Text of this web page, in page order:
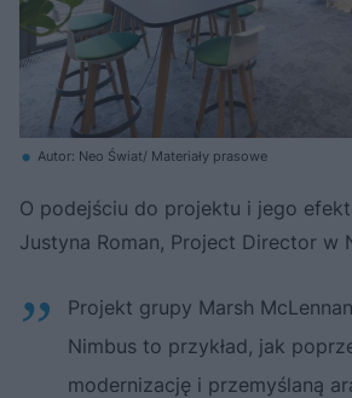
Autor: Neo Świat/ Materiały prasowe
O podejściu do projektu i jego
Justyna Roman, Project Director w
Projekt grupy Marsh
Nimbus to przykład, jak
modernizację i przemyślaną